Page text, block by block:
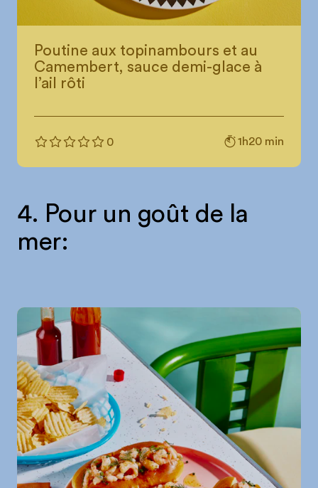
Poutine aux topinambours et au
Camembert, sauce demi-glace à
l’ail rôti
0 1h20 min
4. Pour un goût de la
mer: